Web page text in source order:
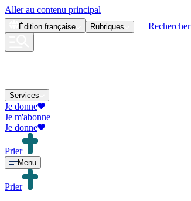
Aller au contenu principal
Édition française Rubriques Rechercher
Services
Je donne
Je m'abonne
Je donne
Prier
Menu
Prier